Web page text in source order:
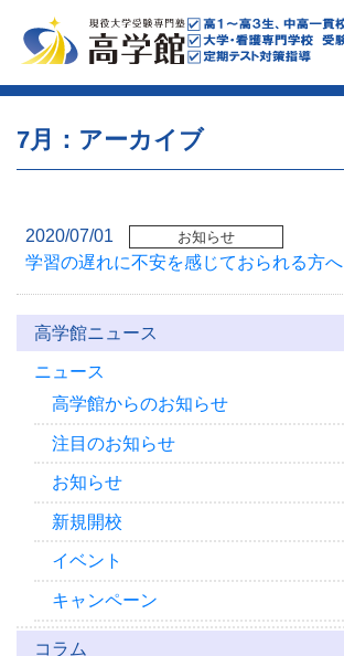
7月：アーカイブ
2020/07/01 お知らせ
学習の遅れに不安を感じておられる方へ
高学館ニュース
ニュース
高学館からのお知らせ
注目のお知らせ
お知らせ
新規開校
イベント
キャンペーン
コラム